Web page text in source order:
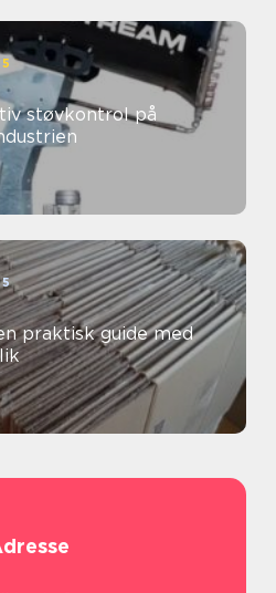
støvkontrol på
praktisk guide med